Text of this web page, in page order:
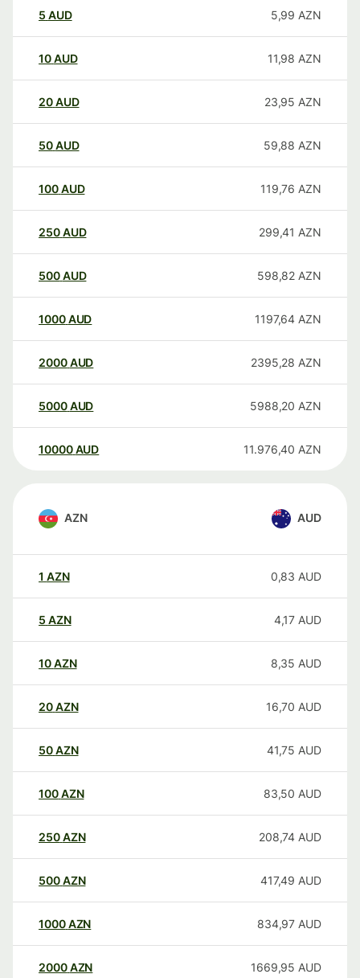
5 AUD 5,99 AZN
10AUD 11,98 AZN
20AUD 23,95 AZN
50AUD 59,88 AZN
100AUD 119,76 AZN
250AUD 299,41 AZN
500AUD 598,82 AZN
1000AUD 1197,64 AZN
2000AUD 2395,28 AZN
5000AUD 5988,20 AZN
10000 AUD 11.976,40 AZN
AZN AUD
1 AZN 0,83 AUD
5 AZN 4,17 AUD
10AZN 8,35 AUD
20AZN 16,70 AUD
50AZN 41,75 AUD
100AZN 83,50 AUD
250AZN 208,74 AUD
500AZN 417,49 AUD
1000AZN 834,97 AUD
2000AZN 1669,95 AUD